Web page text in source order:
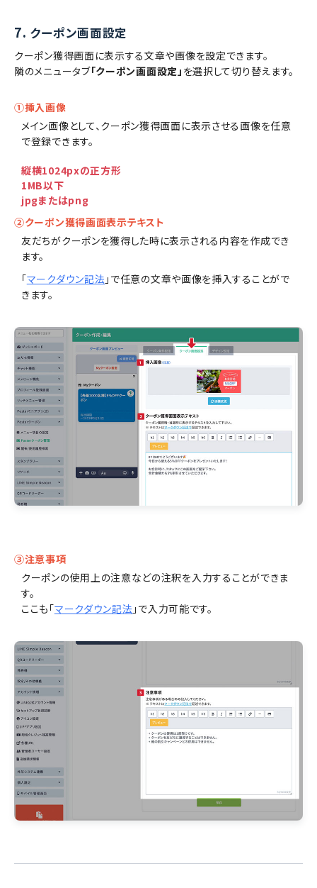
7. クーポン画面設定
クーポン獲得画面に表示する文章や画像を設定できます。
隣のメニュータブ「クーポン画面設定」 を選択して切り替えます。
①挿入画像
メイン画像として、クーポン獲得画面に表示させる画像を任意
で登録できます。
縦横1024pxの正方形
1MB以下
jpgまたはpng
②クーポン獲得画面表示テキスト
友だちがクーポンを獲得した時に表示される内容を作成でき
ます。
「マークダウン記法 」で任意の文章や画像を挿入することがで
きます。
③注意事項
クーポンの使用上の注意などの注釈を入力することができま
す。
ここも「マークダウン記法 」で入力可能です。